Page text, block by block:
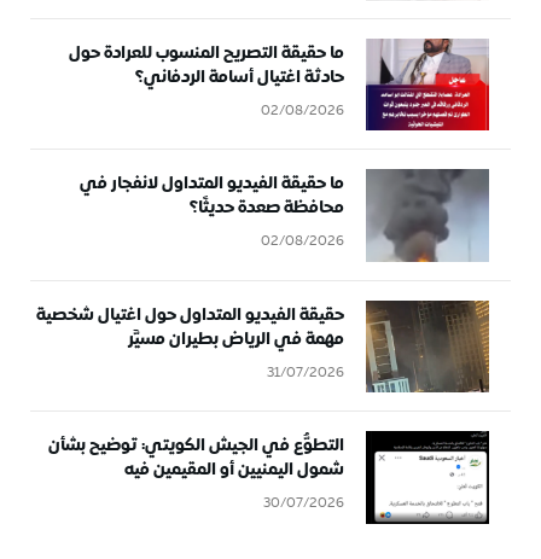
ما حقيقة التصريح المنسوب للعرادة حول
حادثة اغتيال أسامة الردفاني؟
02/08/2026
ما حقيقة الفيديو المتداول لانفجار في
محافظة صعدة حديثًا؟
02/08/2026
حقيقة الفيديو المتداول حول اغتيال شخصية
مهمة في الرياض بطيران مسيَّر
31/07/2026
التطوُّع في الجيش الكويتي: توضيح بشأن
شمول اليمنيين أو المقيمين فيه
30/07/2026